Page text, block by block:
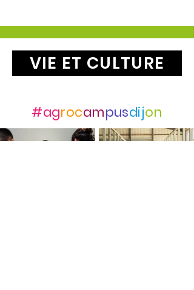
VIE ET CULTURE
#agrocampusdijon